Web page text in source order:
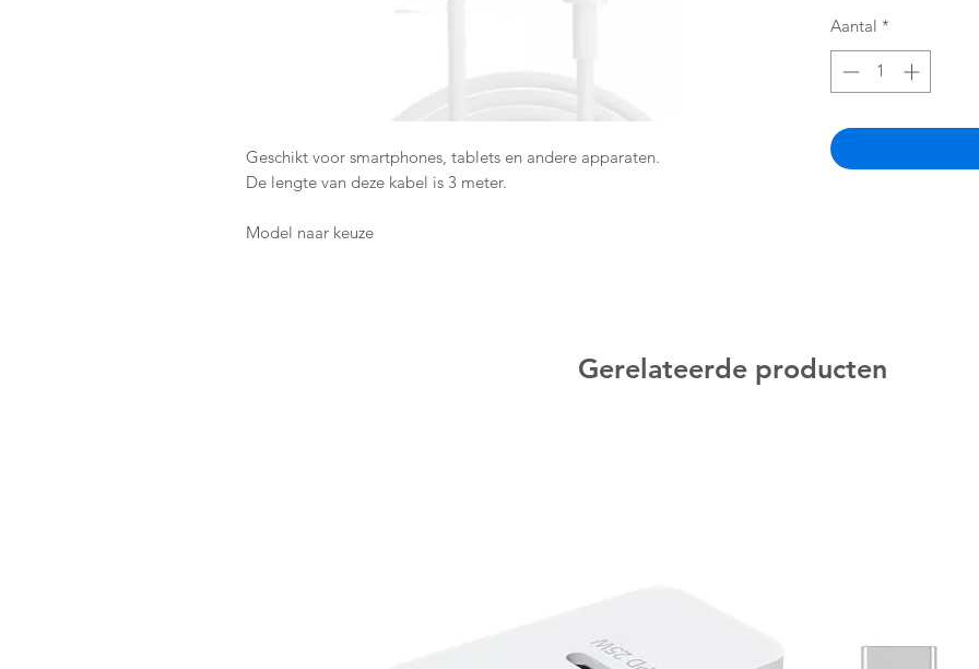
Geschikt voor smartphones, tablets en andere apparaten.
De lengte van deze kabel is 3 meter.
Model naar keuze
Aantal *
Gerelateerde producten